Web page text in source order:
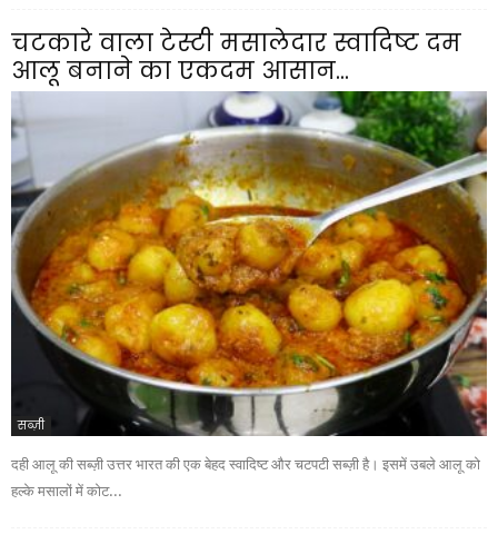
चटकारे वाला टेस्टी मसालेदार स्वादिष्ट दम
आलू बनाने का एकदम आसान...
सब्ज़ी
दही आलू की सब्ज़ी उत्तर भारत की एक बेहद स्वादिष्ट और चटपटी सब्ज़ी है। इसमें उबले आलू को
हल्के मसालों में कोट...